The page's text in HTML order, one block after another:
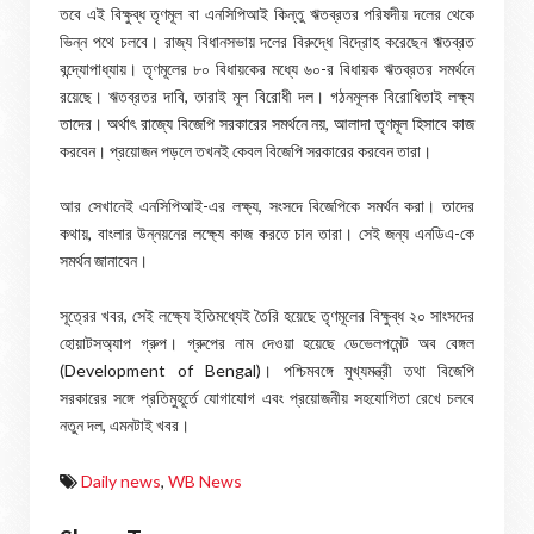
তবে এই বিক্ষুব্ধ তৃণমূল বা এনসিপিআই কিন্তু ঋতব্রতর পরিষদীয় দলের থেকে
ভিন্ন পথে চলবে। রাজ্য বিধানসভায় দলের বিরুদ্ধে বিদ্রোহ করেছেন ঋতব্রত
বন্দ্যোপাধ্যায়। তৃণমূলের ৮০ বিধায়কের মধ্যে ৬০-র বিধায়ক ঋতব্রতর সমর্থনে
রয়েছে। ঋতব্রতর দাবি, তারাই মূল বিরোধী দল। গঠনমূলক বিরোধিতাই লক্ষ্য
তাদের। অর্থাৎ রাজ্যে বিজেপি সরকারের সমর্থনে নয়, আলাদা তৃণমূল হিসাবে কাজ
করবেন। প্রয়োজন পড়লে তখনই কেবল বিজেপি সরকারের করবেন তারা।
আর সেখানেই এনসিপিআই-এর লক্ষ্য, সংসদে বিজেপিকে সমর্থন করা। তাদের
কথায়, বাংলার উন্নয়নের লক্ষ্যে কাজ করতে চান তারা। সেই জন্য এনডিএ-কে
সমর্থন জানাবেন।
সূত্রের খবর, সেই লক্ষ্যে ইতিমধ্যেই তৈরি হয়েছে তৃণমূলের বিক্ষুব্ধ ২০ সাংসদের
হোয়াটসঅ্যাপ গ্রুপ। গ্রুপের নাম দেওয়া হয়েছে ডেভেলপমেন্ট অব বেঙ্গল
(Development of Bengal)। পশ্চিমবঙ্গে মুখ্যমন্ত্রী তথা বিজেপি
সরকারের সঙ্গে প্রতিমুহূর্তে যোগাযোগ এবং প্রয়োজনীয় সহযোগিতা রেখে চলবে
নতুন দল, এমনটাই খবর।
Daily news, WB News